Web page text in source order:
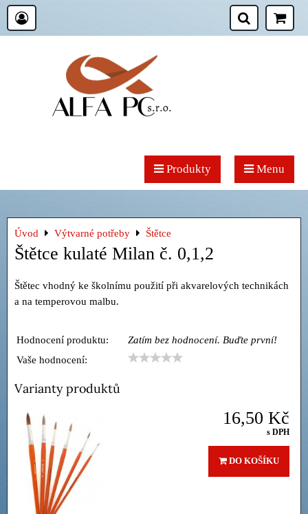
Produkty Menu
Úvod Výtvarné potřeby Štětce
Štětce kulaté Milan č. 0,1,2
Štětec vhodný ke školnímu použití při akvarelových technikách
a na temperovou malbu.
Hodnocení produktu:
Zatím bez hodnocení. Buďte první!
Vaše hodnocení:
Varianty produktů
16,50 Kč
s DPH
DO KOŠÍKU